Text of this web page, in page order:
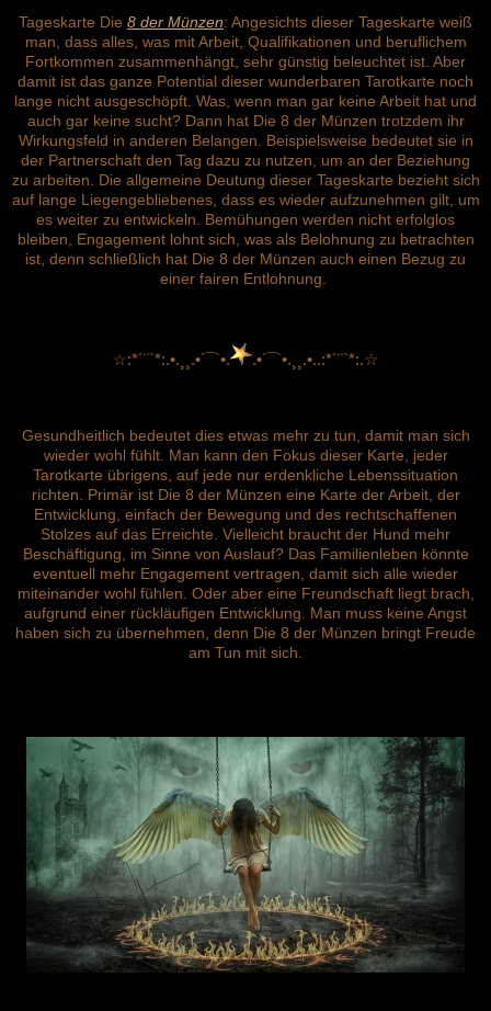
Tageskarte Die 8 der Münzen: Angesichts dieser Tageskarte weiß
man, dass alles, was mit Arbeit, Qualifikationen und beruflichem
Fortkommen zusammenhängt, sehr günstig beleuchtet ist. Aber
damit ist das ganze Potential dieser wunderbaren Tarotkarte noch
lange nicht ausgeschöpft. Was, wenn man gar keine Arbeit hat und
auch gar keine sucht? Dann hat Die 8 der Münzen trotzdem ihr
Wirkungsfeld in anderen Belangen. Beispielsweise bedeutet sie in
der Partnerschaft den Tag dazu zu nutzen, um an der Beziehung
zu arbeiten. Die allgemeine Deutung dieser Tageskarte bezieht sich
auf lange Liegengebliebenes, dass es wieder aufzunehmen gilt, um
es weiter zu entwickeln. Bemühungen werden nicht erfolglos
bleiben, Engagement lohnt sich, was als Belohnung zu betrachten
ist, denn schließlich hat Die 8 der Münzen auch einen Bezug zu
einer fairen Entlohnung.
☆:*´¨`*:.•.¸¸.•´¯`•. .•´¯`•.¸¸.•..:*´¨`*:.☆
Gesundheitlich bedeutet dies etwas mehr zu tun, damit man sich
wieder wohl fühlt. Man kann den Fokus dieser Karte, jeder
Tarotkarte übrigens, auf jede nur erdenkliche Lebenssituation
richten. Primär ist Die 8 der Münzen eine Karte der Arbeit, der
Entwicklung, einfach der Bewegung und des rechtschaffenen
Stolzes auf das Erreichte. Vielleicht braucht der Hund mehr
Beschäftigung, im Sinne von Auslauf? Das Familienleben könnte
eventuell mehr Engagement vertragen, damit sich alle wieder
miteinander wohl fühlen. Oder aber eine Freundschaft liegt brach,
aufgrund einer rückläufigen Entwicklung. Man muss keine Angst
haben sich zu übernehmen, denn Die 8 der Münzen bringt Freude
am Tun mit sich.